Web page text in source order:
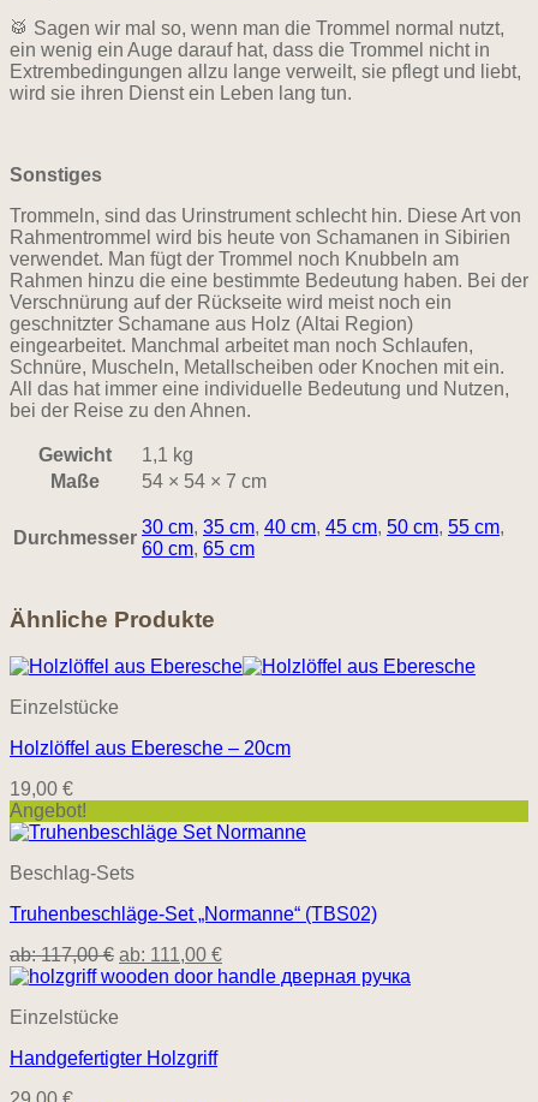
🥁 Sagen wir mal so, wenn man die Trommel normal nutzt,
ein wenig ein Auge darauf hat, dass die Trommel nicht in
Extrembedingungen allzu lange verweilt, sie pflegt und liebt,
wird sie ihren Dienst ein Leben lang tun.
Sonstiges
Trommeln, sind das Urinstrument schlecht hin. Diese Art von
Rahmentrommel wird bis heute von Schamanen in Sibirien
verwendet. Man fügt der Trommel noch Knubbeln am
Rahmen hinzu die eine bestimmte Bedeutung haben. Bei der
Verschnürung auf der Rückseite wird meist noch ein
geschnitzter Schamane aus Holz (Altai Region)
eingearbeitet. Manchmal arbeitet man noch Schlaufen,
Schnüre, Muscheln, Metallscheiben oder Knochen mit ein.
All das hat immer eine individuelle Bedeutung und Nutzen,
bei der Reise zu den Ahnen.
Gewicht
1,1 kg
Maße
54 × 54 × 7 cm
Durchmesser
30 cm, 35 cm, 40 cm, 45 cm, 50 cm, 55 cm,
60 cm, 65 cm
Ähnliche Produkte
Einzelstücke
Holzlöffel aus Eberesche – 20cm
19,00 €
Angebot!
Beschlag-Sets
Truhenbeschläge-Set „Normanne“ (TBS02)
ab:117,00€ ab: 111,00 €
Einzelstücke
Handgefertigter Holzgriff